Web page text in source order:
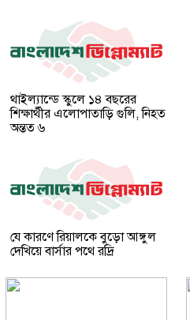
থাইল্যান্ডে স্কুলে ১৪ বছরের
শিক্ষার্থীর এলোপাতাড়ি গুলি, নিহত
অন্তত ৬
যে কারণে রিয়ালকে বুড়ো আঙ্গুল
দেখিয়ে বার্সার পথে রদ্রি